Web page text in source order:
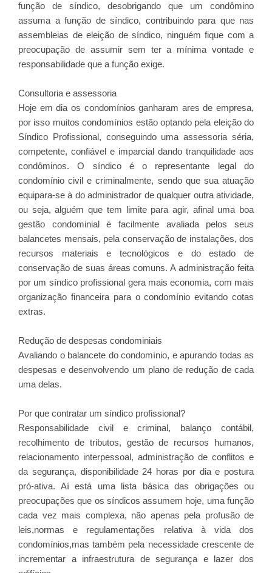
função de síndico, desobrigando que um condômino
assuma a função de síndico, contribuindo para que nas
assembleias de eleição de síndico, ninguém fique com a
preocupação de assumir sem ter a mínima vontade e
responsabilidade que a função exige.
Consultoria e assessoria
Hoje em dia os condomínios ganharam ares de empresa,
por isso muitos condomínios estão optando pela eleição do
Síndico Profissional, conseguindo uma assessoria séria,
competente, confiável e imparcial dando tranquilidade aos
condôminos. O síndico é o representante legal do
condomínio civil e criminalmente, sendo que sua atuação
equipara-se à do administrador de qualquer outra atividade,
ou seja, alguém que tem limite para agir, afinal uma boa
gestão condominial é facilmente avaliada pelos seus
balancetes mensais, pela conservação de instalações, dos
recursos materiais e tecnológicos e do estado de
conservação de suas áreas comuns. A administração feita
por um síndico profissional gera mais economia, com mais
organização financeira para o condomínio evitando cotas
extras.
Redução de despesas condominiais
Avaliando o balancete do condomínio, e apurando todas as
despesas e desenvolvendo um plano de redução de cada
uma delas.
Por que contratar um síndico profissional?
Responsabilidade civil e criminal, balanço contábil,
recolhimento de tributos, gestão de recursos humanos,
relacionamento interpessoal, administração de conflitos e
da segurança, disponibilidade 24 horas por dia e postura
pró-ativa. Aí está uma lista básica das obrigações ou
preocupações que os síndicos assumem hoje, uma função
cada vez mais complexa, não apenas pela profusão de
leis,normas e regulamentações relativa à vida dos
condomínios,mas também pela necessidade crescente de
incrementar a infraestrutura de segurança e lazer dos